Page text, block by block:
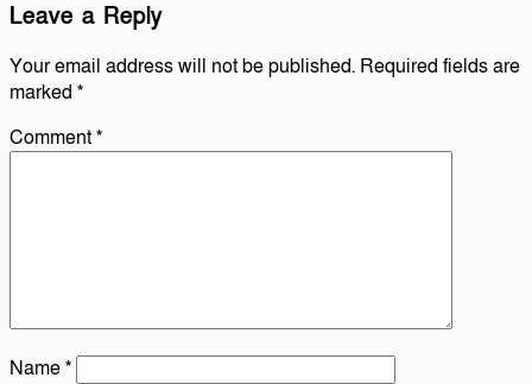
Leave a Reply
Your email address will not be published. Required fields are
marked *
Comment*
Name*